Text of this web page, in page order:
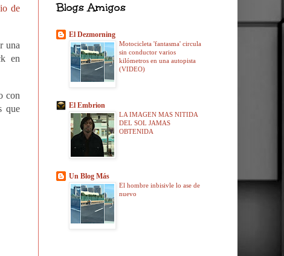
de
una
en
con
que
Blogs Amigos
El Dezmorning
Motocicleta 'fantasma' circula
sin conductor varios
kilómetros en una autopista
(VIDEO)
El Embrion
LA IMAGEN MAS NITIDA
DEL SOL JAMAS
OBTENIDA
Un Blog Más
El hombre inbisivle lo ase de
nuevo